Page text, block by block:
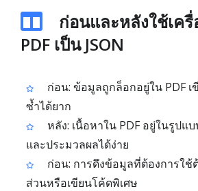
ก่อนและหลังใช้เค
PDF เป็น JSON
ก่อน: ข้อมูลถูกล็อกอยู่ใน PDF
ซ้ำได้ยาก
หลัง: เนื้อหาใน PDF อยู่ในรูปแ
และประมวลผลได้ง่าย
ก่อน: การดึงข้อมูลที่ต้องการใช้
ส่วนหรือเขียนโค้ดพิเศษ